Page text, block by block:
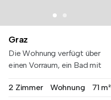
Graz
Die Wohnung verfügt über
einen Vorraum, ein Bad mit
2 Zimmer
Wohnung 71 m²